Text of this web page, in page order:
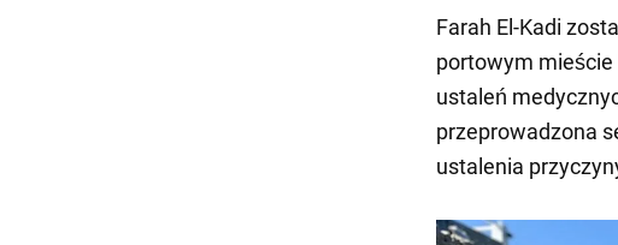
Farah El-Kadi
portowym mieście
ustaleń
przeprowadzona
ustalenia